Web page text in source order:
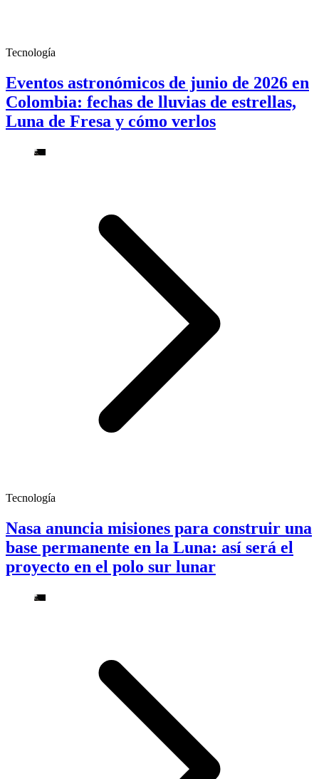
Tecnología
Eventos astronómicos de junio de 2026 en
Colombia: fechas de lluvias de estrellas,
Luna de Fresa y cómo verlos
Tecnología
Nasa anuncia misiones para construir una
base permanente en la Luna: así será el
proyecto en el polo sur lunar